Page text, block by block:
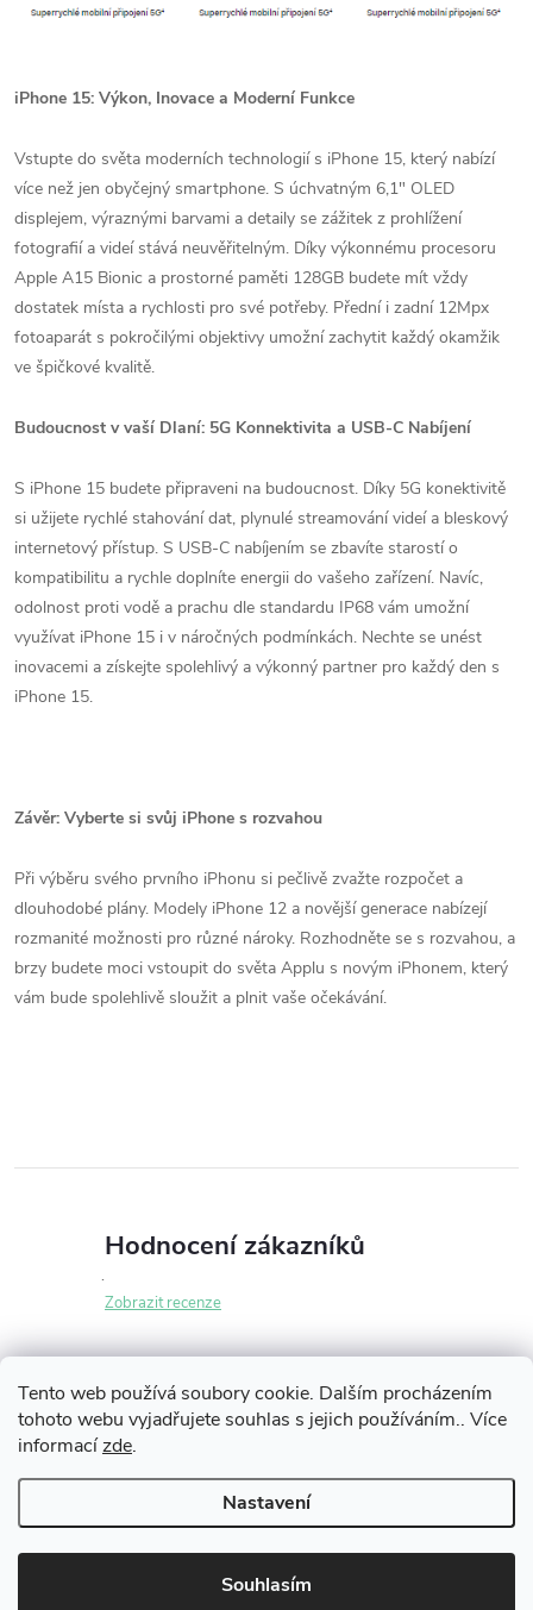
Tento web používá soubory cookie. Dalším procházením
tohoto webu vyjadřujete souhlas s jejich používáním.. Více
informacízde.
Nastavení
Souhlasím
iPhone 15: Výkon, Inovace a Moderní Funkce
Vstupte do světa moderních technologií s iPhone 15, který nabízí
více než jen obyčejný smartphone. S úchvatným 6,1" OLED
displejem, výraznými barvami a detaily se zážitek z prohlížení
fotografií a videí stává neuvěřitelným. Díky výkonnému procesoru
Apple A15 Bionic a prostorné paměti 128GB budete mít vždy
dostatek místa a rychlosti pro své potřeby. Přední i zadní 12Mpx
fotoaparát s pokročilými objektivy umožní zachytit každý okamžik
ve špičkové kvalitě.
Budoucnost v vaší Dlaní: 5G Konnektivita a USB-C Nabíjení
S iPhone 15 budete připraveni na budoucnost. Díky 5G konektivitě
si užijete rychlé stahování dat, plynulé streamování videí a bleskový
internetový přístup. S USB-C nabíjením se zbavíte starostí o
kompatibilitu a rychle doplníte energii do vašeho zařízení. Navíc,
odolnost proti vodě a prachu dle standardu IP68 vám umožní
využívat iPhone 15 i v náročných podmínkách. Nechte se unést
inovacemi a získejte spolehlivý a výkonný partner pro každý den s
iPhone 15.
Závěr: Vyberte si svůj iPhone s rozvahou
Při výběru svého prvního iPhonu si pečlivě zvažte rozpočet a
dlouhodobé plány. Modely iPhone 12 a novější generace nabízejí
rozmanité možnosti pro různé nároky. Rozhodněte se s rozvahou, a
brzy budete moci vstoupit do světa Applu s novým iPhonem, který
vám bude spolehlivě sloužit a plnit vaše očekávání.
Hodnocení zákazníků
Zobrazit recenze
Z
á
p
Copyright 2026iLikeNEW.cz. Všechna práva vyhrazena.